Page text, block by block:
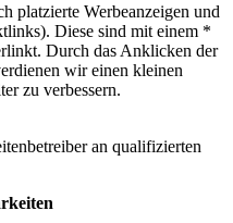
platzierte Werbeanzeigen und
Diese sind mit einem *
Durch das Anklicken der
wir einen kleinen
zu verbessern.
an qualifizierten